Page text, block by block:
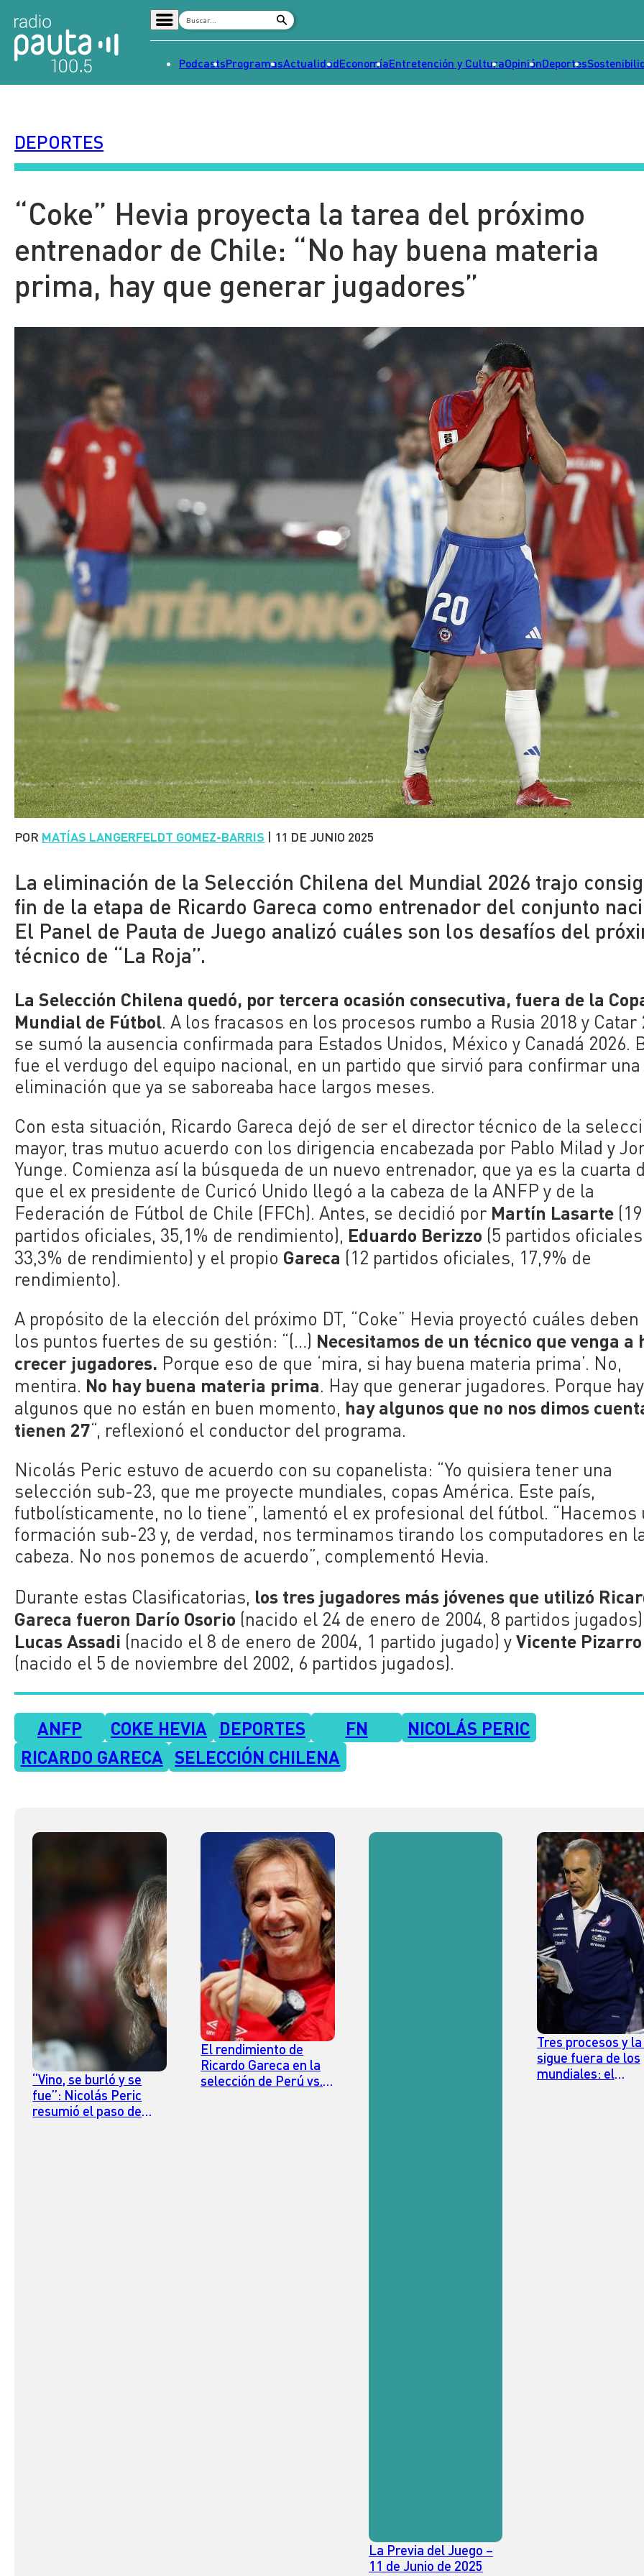
Señal 2
Tendencias
Dato en Pauta
Contenido Patrocinado
PodcastsProgramasActualidadEconomíaEntretención y CulturaOpiniónDeportes
DEPORTES
“Coke” Hevia proyecta la tarea del próximo
entrenador de Chile: “No hay buena materia
prima, hay que generar jugadores”
POR MATÍAS LANGERFELDT GOMEZ-BARRIS | 11 DE JUNIO 2025
La eliminación de la Selección Chilena del Mundial 2026 trajo
fin de la etapa de Ricardo Gareca como entrenador del conjunto
El Panel de Pauta de Juego analizó cuáles son los desafíos del
técnico de “La Roja”.
La Selección Chilena quedó, por tercera ocasión consecutiva, fuera de la
Mundial de Fútbol. A los fracasos en los procesos rumbo a Rusia 2018 y Catar
se sumó la ausencia confirmada para Estados Unidos, México y Canadá 2026.
fue el verdugo del equipo nacional, en un partido que sirvió para confirmar una
eliminación que ya se saboreaba hace largos meses.
Con esta situación, Ricardo Gareca dejó de ser el director técnico de la
mayor, tras mutuo acuerdo con los dirigencia encabezada por Pablo Milad y
Yunge. Comienza así la búsqueda de un nuevo entrenador, que ya es la cuarta
que el ex presidente de Curicó Unido llegó a la cabeza de la ANFP y de la
Federación de Fútbol de Chile (FFCh). Antes, se decidió por Martín Lasarte (19
partidos oficiales, 35,1% de rendimiento), Eduardo Berizzo (5 partidos
33,3% de rendimiento) y el propio Gareca (12 partidos oficiales, 17,9% de
rendimiento).
A propósito de la elección del próximo DT, “Coke” Hevia proyectó cuáles
los puntos fuertes de su gestión: “(…) Necesitamos de un técnico que venga a
crecer jugadores. Porque eso de que ‘mira, si hay buena materia prima’. No,
mentira. No hay buena materia prima. Hay que generar jugadores. Porque hay
algunos que no están en buen momento, hay algunos que no nos dimos
tienen 27“, reflexionó el conductor del programa.
Nicolás Peric estuvo de acuerdo con su copanelista: “Yo quisiera tener una
selección sub-23, que me proyecte mundiales, copas América. Este país,
futbolísticamente, no lo tiene”, lamentó el ex profesional del fútbol. “Hacemos
formación sub-23 y, de verdad, nos terminamos tirando los computadores en
cabeza. No nos ponemos de acuerdo”, complementó Hevia.
Durante estas Clasificatorias, los tres jugadores más jóvenes que utilizó
Gareca fueron Darío Osorio (nacido el 24 de enero de 2004, 8 partidos
Lucas Assadi (nacido el 8 de enero de 2004, 1 partido jugado) yVicente Pizarro
(nacido el 5 de noviembre del 2002, 6 partidos jugados).
ANFP COKE HEVIA DEPORTES FN
NICOLÁS PERIC
RICARDO GARECA SELECCIÓN CHILENA
“Vino, se burló y se
fue”: Nicolás Peric
resumió el paso de
El rendimiento de
Ricardo Gareca en la
selección de Perú vs.
La Previa del Juego –
11 de Junio de 2025
Tres procesos y
sigue fuera de los
mundiales: el